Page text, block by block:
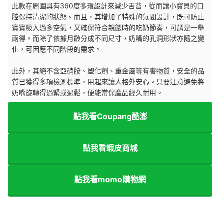
此款在周圍具有360度多環設計來減少舌苔，從而讓小寶貝的口
腔保持清潔的狀態。而且，其增加了特殊的氣閥設計，既可防止
寶寶吸入過多空氣，又確保符合親餵時的吃奶節奏，可謂是一舉
兩得。而除了依據月齡分成不同尺寸，奶嘴的孔洞形狀亦隨之變
化，可因應不同階段的需求。
此外，其絕不含亞硝胺、塑化劑、重金屬等有害物質，安全的品
質已獲得多項檢測標準，用起來讓人格外安心。只要注意避免將
奶嘴旋轉得過緊或過鬆，便能常保產品經久耐用。
點我看Coupang酷澎
點我看蝦皮商城
點我看momo購物網